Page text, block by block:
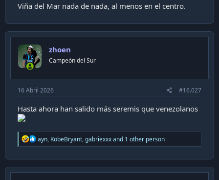
Viña del Mar nada de nada, al menos en el centro.
zhoen
Campeón del Sur
16 Abril 2026 #16.027
Hasta ahora han salido más seremis que venezolanos
R
e
c
t
ayn, KobeBryant,gabriexxxand 1 other person